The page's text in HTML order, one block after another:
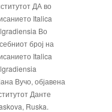
ДА во
Italica
Во
број на
Italica
Вучо, објавена
Данте
Ruska.